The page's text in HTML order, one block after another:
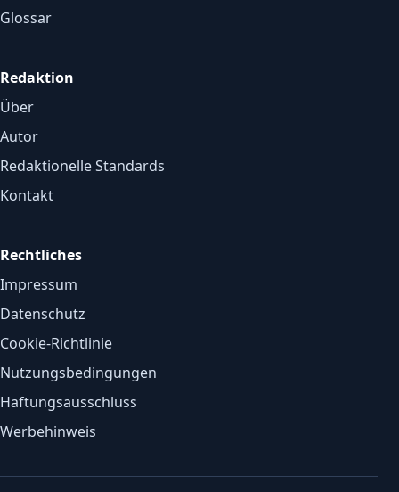
Glossar
Redaktion
Über
Autor
Redaktionelle Standards
Kontakt
Rechtliches
Impressum
Datenschutz
Cookie-Richtlinie
Nutzungsbedingungen
Haftungsausschluss
Werbehinweis